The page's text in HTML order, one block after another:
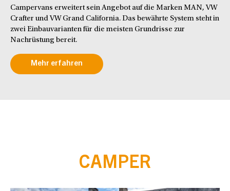
Campervans erweitert sein Angebot auf die Marken MAN, VW
Crafter und VW Grand California. Das bewährte System steht in
zwei Einbauvarianten für die meisten Grundrisse zur
Nachrüstung bereit.
Mehr erfahren
CAMPER